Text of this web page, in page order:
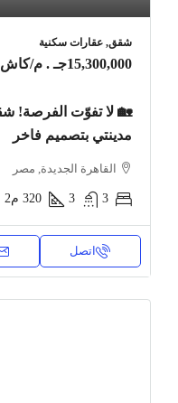
شقق, عقارات سكنية
15,300,000جـ . م /كاش
مدينتي بتصميم فاخر
القاهرة الجديدة, مصر
3
3
320 م2
اتصل